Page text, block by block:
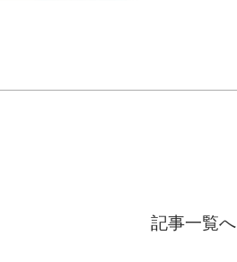
記事一覧へ